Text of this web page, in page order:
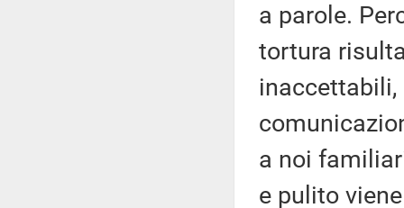
a parole.
tortura
a noi
e pulito